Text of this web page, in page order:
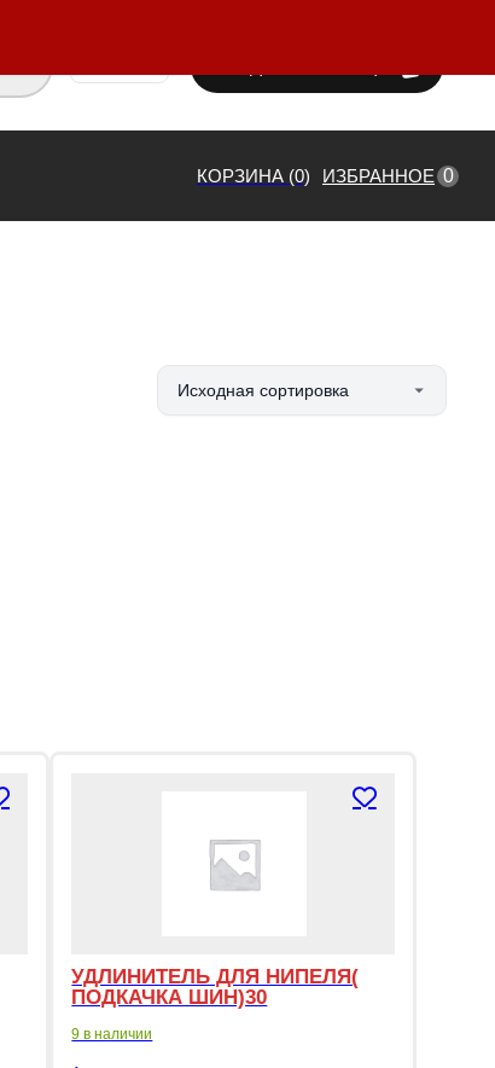
КОРЗИНА (0) ИЗБРАННОЕ 0
УДЛИНИТЕЛЬ ДЛЯ НИПЕЛЯ(
ПОДКАЧКА ШИН)30
9 в наличии